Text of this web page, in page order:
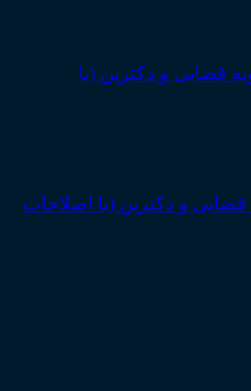
و دکترین (با اصلاحات